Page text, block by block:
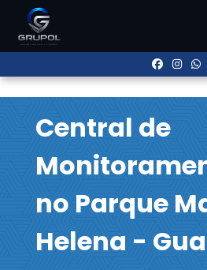
Central de
no Parque
Helena -